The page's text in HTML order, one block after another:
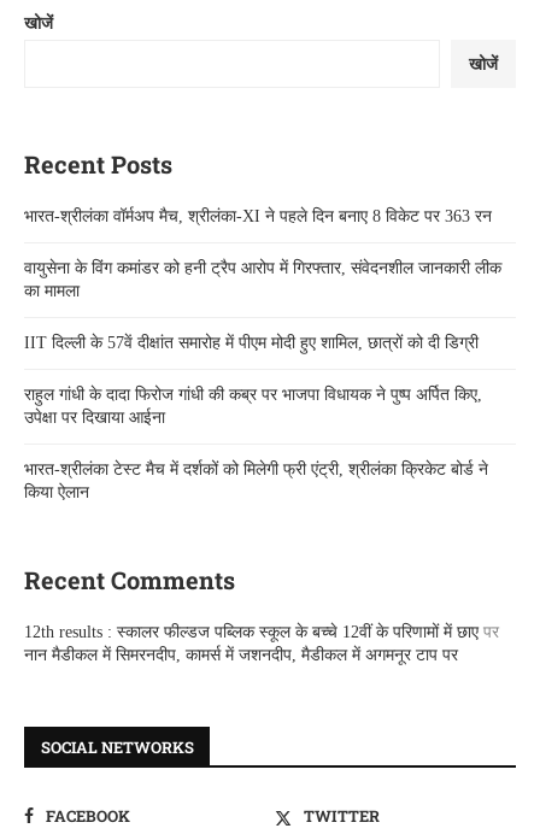
खोजें
खोजें
Recent Posts
भारत-श्रीलंका वॉर्मअप मैच, श्रीलंका-XI ने पहले दिन बनाए 8 विकेट पर 363 रन
वायुसेना के विंग कमांडर को हनी ट्रैप आरोप में गिरफ्तार, संवेदनशील जानकारी लीक
का मामला
IIT दिल्ली के 57वें दीक्षांत समारोह में पीएम मोदी हुए शामिल, छात्रों को दी डिग्री
राहुल गांधी के दादा फिरोज गांधी की कब्र पर भाजपा विधायक ने पुष्प अर्पित किए,
उपेक्षा पर दिखाया आईना
भारत-श्रीलंका टेस्ट मैच में दर्शकों को मिलेगी फ्री एंट्री, श्रीलंका क्रिकेट बोर्ड ने
किया ऐलान
Recent Comments
12th results : स्कालर फील्डज पब्लिक स्कूल के बच्चे 12वीं के परिणामों में छाएपर
नान मैडीकल में सिमरनदीप, कामर्स में जशनदीप, मैडीकल में अगमनूर टाप पर
SOCIAL NETWORKS
FACEBOOK
TWITTER